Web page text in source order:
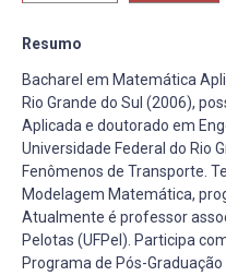
Resumo
Bacharel em Matemática
Rio Grande do Sul (2006),
Aplicada e doutorado em
Universidade Federal do Rio
Fenômenos de Transporte.
Modelagem Matemática,
Atualmente é professor
Pelotas (UFPel). Participa
Programa de Pós-